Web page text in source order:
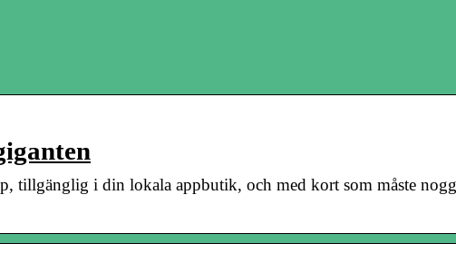
tillgänglig i din lokala appbutik, och med kort som måste